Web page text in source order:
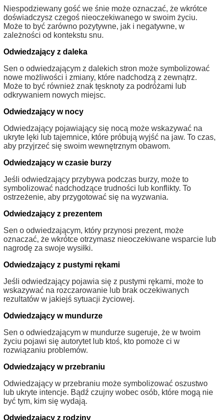
Niespodziewany gość we śnie może oznaczać, że wkrótce
doświadczysz czegoś nieoczekiwanego w swoim życiu.
Może to być zarówno pozytywne, jak i negatywne, w
zależności od kontekstu snu.
Odwiedzający z daleka
Sen o odwiedzającym z dalekich stron może symbolizować
nowe możliwości i zmiany, które nadchodzą z zewnątrz.
Może to być również znak tęsknoty za podróżami lub
odkrywaniem nowych miejsc.
Odwiedzający w nocy
Odwiedzający pojawiający się nocą może wskazywać na
ukryte lęki lub tajemnice, które próbują wyjść na jaw. To czas,
aby przyjrzeć się swoim wewnętrznym obawom.
Odwiedzający w czasie burzy
Jeśli odwiedzający przybywa podczas burzy, może to
symbolizować nadchodzące trudności lub konflikty. To
ostrzeżenie, aby przygotować się na wyzwania.
Odwiedzający z prezentem
Sen o odwiedzającym, który przynosi prezent, może
oznaczać, że wkrótce otrzymasz nieoczekiwane wsparcie lub
nagrodę za swoje wysiłki.
Odwiedzający z pustymi rękami
Jeśli odwiedzający pojawia się z pustymi rękami, może to
wskazywać na rozczarowanie lub brak oczekiwanych
rezultatów w jakiejś sytuacji życiowej.
Odwiedzający w mundurze
Sen o odwiedzającym w mundurze sugeruje, że w twoim
życiu pojawi się autorytet lub ktoś, kto pomoże ci w
rozwiązaniu problemów.
Odwiedzający w przebraniu
Odwiedzający w przebraniu może symbolizować oszustwo
lub ukryte intencje. Bądź czujny wobec osób, które mogą nie
być tym, kim się wydają.
Odwiedzający z rodziny